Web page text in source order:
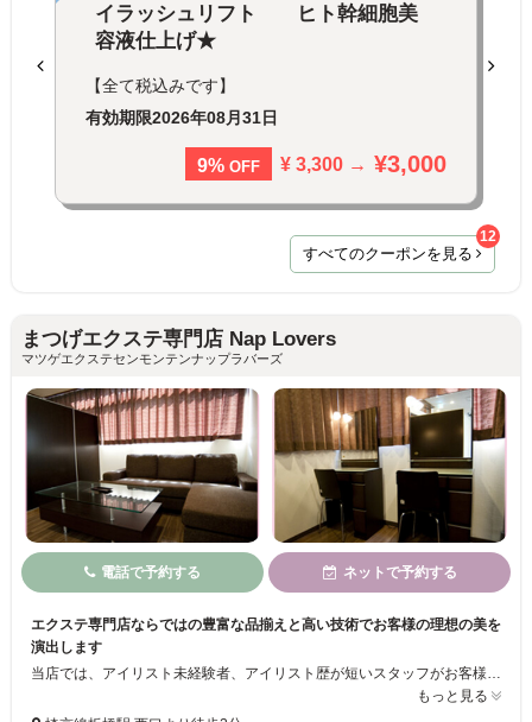
イラッシュリフト ヒト幹細胞美
容液仕上げ★
【全て税込みです】
有効期限2026年08月31日
9% OFF ¥ 3,300 → ¥3,000
すべてのクーポンを見る
12
まつげエクステ専門店 Nap Lovers
マツゲエクステセンモンテンナップラバーズ
電話で予約する ネットで予約する
エクステ専門店ならではの豊富な品揃えと高い技術でお客様の理想の美を
演出します
もっと見る